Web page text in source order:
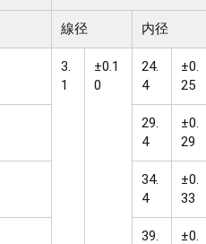
線径 内径
3.
1
±0.1
0
24.
4
±0.
25
29.
4
±0.
29
34.
4
±0.
33
39.
±0.